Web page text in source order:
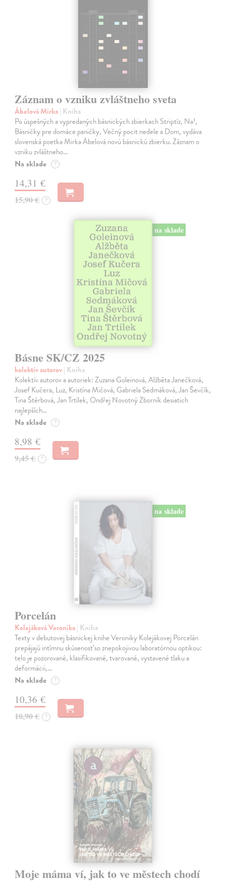
Záznam o vzniku zvláštneho sveta
Ábelová Mirka| Kniha
Po úspešných a vypredaných básnických zbierkach Striptíz, Na!,
Básničky pre domáce paničky, Večný pocit nedele a Dom, vydáva
slovenská poetka Mirka Ábelová novú básnickú zbierku. Záznam o
vzniku zvláštneho…
Na sklade ?
14,31 €
15,90 € ?
na sklade
Básne SK/CZ 2025
kolektív autorov| Kniha
Kolektív autorov a autoriek: Zuzana Goleinová, Alžběta Janečková,
Josef Kučera, Luz, Kristína Mičová, Gabriela Sedmáková, Jan Ševčík,
Tina Štěrbová, Jan Trtílek, Ondřej Novotný Zborník desiatich
najlepších…
Na sklade ?
8,98 €
9,45 € ?
na sklade
Porcelán
Kolejáková Veronika| Kniha
Texty v debutovej básnickej knihe Veroniky Kolejákovej Porcelán
prepájajú intímnu skúsenosť so znepokojivou laboratórnou optikou:
telo je pozorované, klasifikované, tvarované, vystavené tlaku a
deformácii,…
Na sklade ?
10,36 €
10,90 € ?
Moje máma ví, jak to ve městech chodí